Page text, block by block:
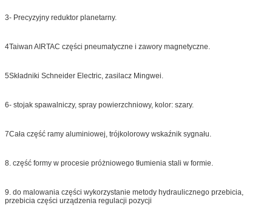
3- Precyzyjny reduktor planetarny.
4Taiwan AIRTAC części pneumatyczne i zawory magnetyczne.
5Składniki Schneider Electric, zasilacz Mingwei.
6- stojak spawalniczy, spray powierzchniowy, kolor: szary.
7Cała część ramy aluminiowej, trójkolorowy wskaźnik sygnału.
8. część formy w procesie próżniowego tłumienia stali w formie.
9. do malowania części wykorzystanie metody hydraulicznego przebicia,
przebicia części urządzenia regulacji pozycji